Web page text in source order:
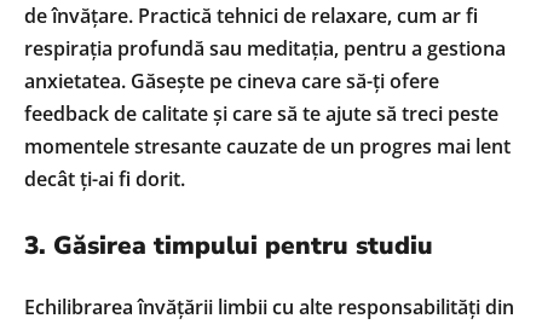
de învățare. Practică tehnici de relaxare, cum ar fi
respirația profundă sau meditația, pentru a gestiona
anxietatea. Găsește pe cineva care să-ți ofere
feedback de calitate și care să te ajute să treci peste
momentele stresante cauzate de un progres mai lent
decât ți-ai fi dorit.
3. Găsirea timpului pentru studiu
Echilibrarea învățării limbii cu alte responsabilități din